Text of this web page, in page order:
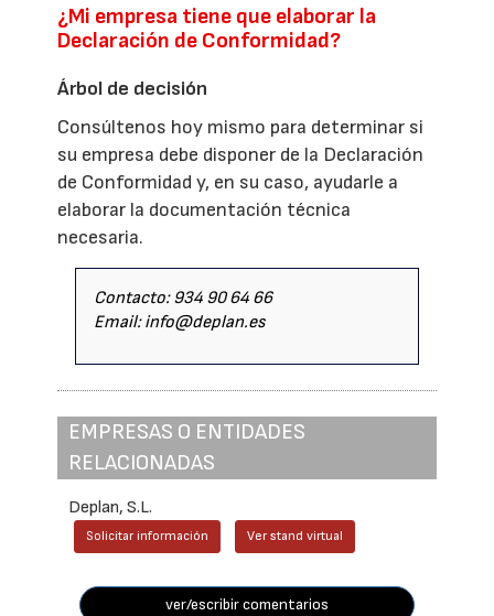
¿Mi empresa tiene que elaborar la
Declaración de Conformidad?
Árbol de decisión
Consúltenos hoy mismo para determinar si
su empresa debe disponer de la Declaración
de Conformidad y, en su caso, ayudarle a
elaborar la documentación técnica
necesaria.
Contacto: 934 90 64 66
Email: info@deplan.es
EMPRESAS O ENTIDADES
RELACIONADAS
Deplan, S.L.
Solicitar información Ver stand virtual
ver/escribir comentarios